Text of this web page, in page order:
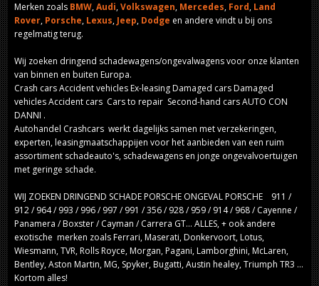
Merken zoals BMW,Audi,Volkswagen, Mercedes, Ford, Land
Rover, Porsche, Lexus,Jeep, Dodge en andere vindt u bij ons
regelmatig terug.
Wij zoeken dringend schadewagens/ongevalwagens voor onze klanten
van binnen en buiten Europa.
Crash cars Accident vehicles Ex-leasing Damaged cars Damaged
vehicles Accident cars Cars to repair Second-hand cars AUTO CON
DANNI .
Autohandel Crashcars werkt dagelijks samen met verzekeringen,
experten, leasingmaatschappijen voor het aanbieden van een ruim
assortiment schadeauto's, schadewagens en jonge ongevalvoertuigen
met geringe schade.
WIJ ZOEKEN DRINGEND SCHADE PORSCHE ONGEVAL PORSCHE 911 /
912 / 964 / 993 / 996 / 997 / 991 / 356 / 928 / 959 / 914 / 968 / Cayenne /
Panamera / Boxster / Cayman / Carrera GT... ALLES, + ook andere
exotische merken zoals Ferrari, Maserati, Donkervoort, Lotus,
Wiesmann, TVR, Rolls Royce, Morgan, Pagani, Lamborghini, McLaren,
Bentley, Aston Martin, MG, Spyker, Bugatti, Austin healey, Triumph TR3 ...
Kortom alles!